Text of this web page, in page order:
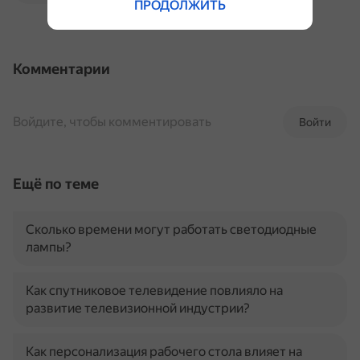
Комментарии
Войти
Войдите, чтобы комментировать
Ещё по теме
Сколько времени могут работать светодиодные
лампы?
Как спутниковое телевидение повлияло на
развитие телевизионной индустрии?
Как персонализация рабочего стола влияет на
ПРОДОЛЖИТЬ